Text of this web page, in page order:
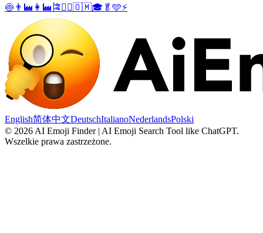
🍥 👨‍🏭 👩‍🏭 🎏 🏴‍☠️🇴🇲🎓 🥬 🩵⚡
English简体中文DeutschItalianoNederlandsPolski
© 2026 AI Emoji Finder | AI Emoji Search Tool like ChatGPT.
Wszelkie prawa zastrzeżone.